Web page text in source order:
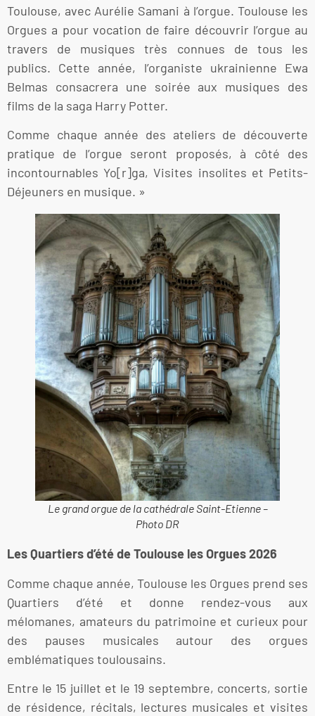
Toulouse, avec Aurélie Samani à l’orgue. Toulouse les
Orgues a pour vocation de faire découvrir l’orgue au
travers de musiques très connues de tous les
publics. Cette année, l’organiste ukrainienne Ewa
Belmas consacrera une soirée aux musiques des
films de la saga Harry Potter.
Comme chaque année des ateliers de découverte
pratique de l’orgue seront proposés, à côté des
incontournables Yo[r]ga, Visites insolites et Petits-
Déjeuners en musique. »
Le grand orgue de la cathédrale Saint-Etienne –
Photo DR
Les Quartiers d’été de Toulouse les Orgues 2026
Comme chaque année, Toulouse les Orgues prend ses
Quartiers d’été et donne rendez-vous aux
mélomanes, amateurs du patrimoine et curieux pour
des pauses musicales autour des orgues
emblématiques toulousains.
Entre le 15 juillet et le 19 septembre, concerts, sortie
de résidence, récitals, lectures musicales et visites